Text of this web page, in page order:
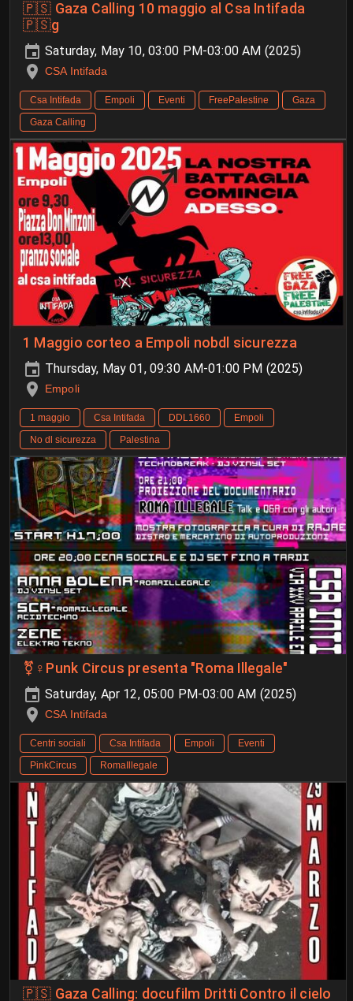
🇵🇸 Gaza Calling 10 maggio al Csa Intifada
🇵🇸g
Saturday, May 10, 03:00 PM-03:00 AM (2025)
CSA Intifada
Csa Intifada Empoli Eventi FreePalestine
Gaza
Gaza Calling
1 Maggio corteo a Empoli nobdl sicurezza
Thursday, May 01, 09:30 AM-01:00 PM (2025)
Empoli
1 maggio Csa Intifada DDL1660
Empoli
No dl sicurezza
Palestina
⚧️♀️Punk Circus presenta "Roma Illegale"
Saturday, Apr 12, 05:00 PM-03:00 AM (2025)
CSA Intifada
Centri sociali Csa Intifada Empoli
Eventi
PinkCircus
RomaIllegale
🇵🇸 Gaza Calling: docufilm Dritti Contro il cielo